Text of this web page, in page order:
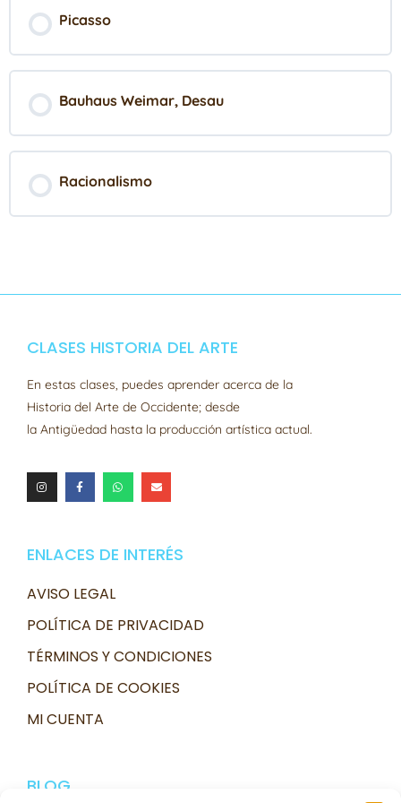
Picasso
Bauhaus Weimar, Desau
Racionalismo
CLASES HISTORIA DEL ARTE
En estas clases, puedes aprender acerca de la
Historia del Arte de Occidente; desde
la Antigüedad hasta la producción artística actual.
ENLACES DE INTERÉS
AVISO LEGAL
POLÍTICA DE PRIVACIDAD
TÉRMINOS Y CONDICIONES
POLÍTICA DE COOKIES
MI CUENTA
BLOG